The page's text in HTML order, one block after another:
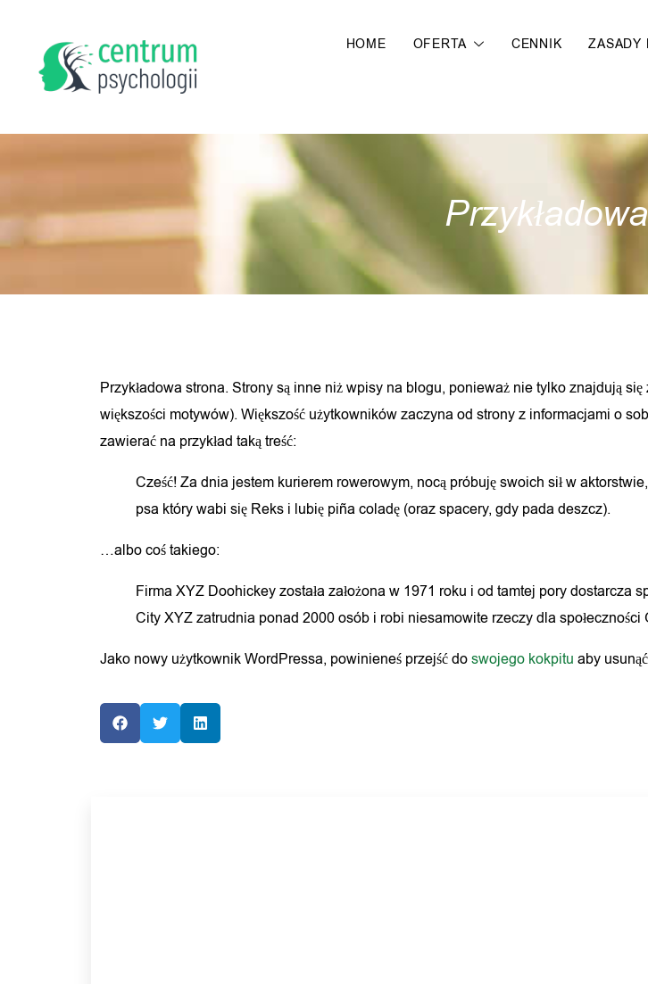
HOME OFERTA CENNIK ZASADY
Przykładowa strona. Strony są inne niż wpisy na blogu, ponieważ nie tylko znajdują
większości motywów). Większość użytkowników zaczyna od strony z informacjami o
zawierać na przykład taką treść:
Cześć! Za dnia jestem kurierem rowerowym, nocą próbuję swoich sił w
psa który wabi się Reks i lubię piña coladę (oraz spacery, gdy pada deszcz).
…albo coś takiego:
Firma XYZ Doohickey została założona w 1971 roku i od tamtej pory dostarcza
City XYZ zatrudnia ponad 2000 osób i robi niesamowite rzeczy dla społeczności
Jako nowy użytkownik WordPressa, powinieneś przejść doswojego kokpitu aby